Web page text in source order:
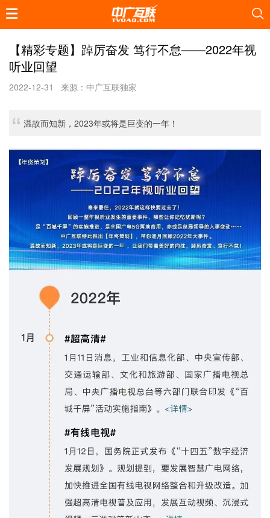
【精彩专题】踔厉奋发 笃行不怠——2022年视
听业回望
2022-12-31 来源：中广互联独家
温故而知新，2023年或将是巨变的一年！